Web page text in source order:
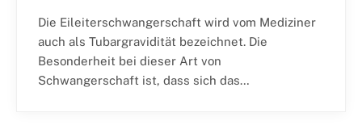
Die Eileiterschwangerschaft wird vom Mediziner
auch als Tubargravidität bezeichnet. Die
Besonderheit bei dieser Art von
Schwangerschaft ist, dass sich das…